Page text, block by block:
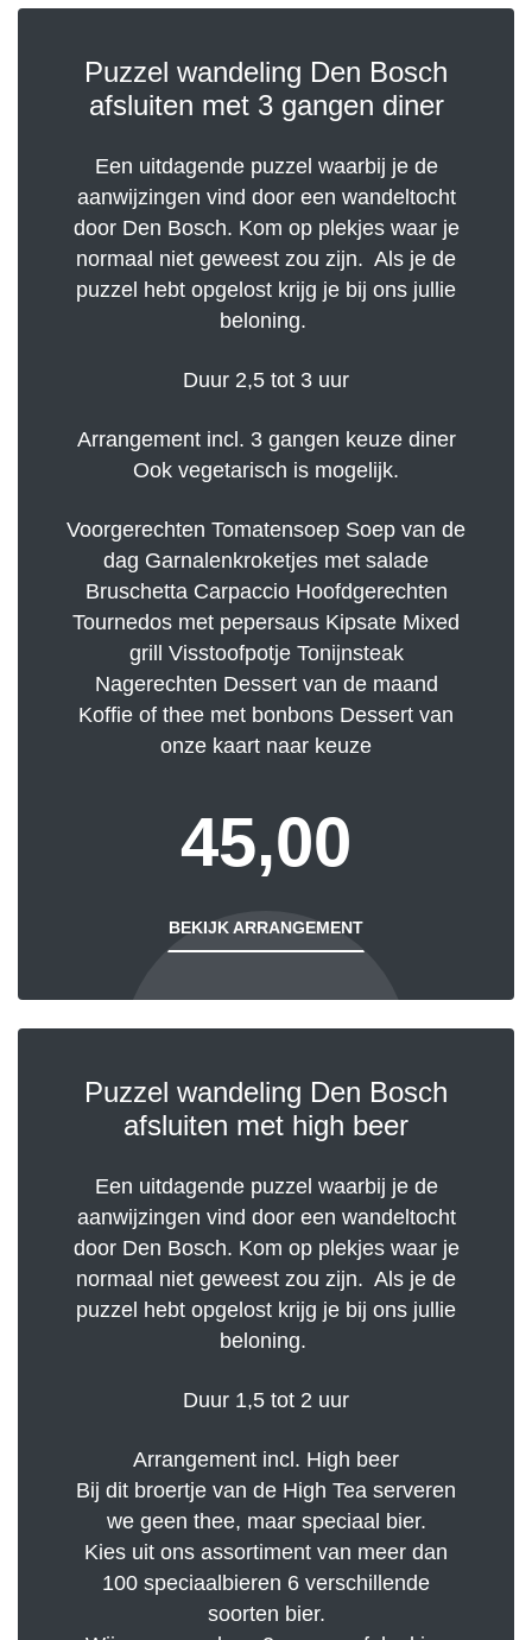
Puzzel wandeling Den Bosch
afsluiten met 3 gangen diner
Een uitdagende puzzel waarbij je de
aanwijzingen vind door een wandeltocht
door Den Bosch. Kom op plekjes waar je
normaal niet geweest zou zijn. Als je de
puzzel hebt opgelost krijg je bij ons jullie
beloning.
Duur 2,5 tot 3 uur
Arrangement incl. 3 gangen keuze diner
Ook vegetarisch is mogelijk.
Voorgerechten Tomatensoep Soep van de
dag Garnalenkroketjes met salade
Bruschetta Carpaccio Hoofdgerechten
Tournedos met pepersaus Kipsate Mixed
grill Visstoofpotje Tonijnsteak
Nagerechten Dessert van de maand
Koffie of thee met bonbons Dessert van
onze kaart naar keuze
45,00
BEKIJK ARRANGEMENT
Puzzel wandeling Den Bosch
afsluiten met high beer
Een uitdagende puzzel waarbij je de
aanwijzingen vind door een wandeltocht
door Den Bosch. Kom op plekjes waar je
normaal niet geweest zou zijn. Als je de
puzzel hebt opgelost krijg je bij ons jullie
beloning.
Duur 1,5 tot 2 uur
Arrangement incl. High beer
Bij dit broertje van de High Tea serveren
we geen thee, maar speciaal bier.
Kies uit ons assortiment van meer dan
100 speciaalbieren 6 verschillende
soorten bier.